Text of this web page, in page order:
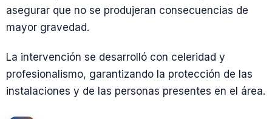
asegurar que no se produjeran consecuencias de
mayor gravedad.
La intervención se desarrolló con celeridad y
profesionalismo, garantizando la protección de las
instalaciones y de las personas presentes en el área.